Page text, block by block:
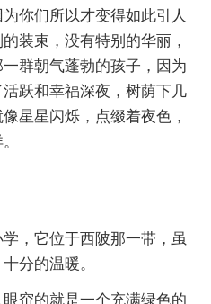
你们所以才变得如此引人
装束，没有特别的华丽，
群朝气蓬勃的孩子，因为
跃和幸福深夜，树荫下几
星星闪烁，点缀着夜色，
，它位于西陂那一带，虽
分的温暖。
帘的就是一个充满绿色的